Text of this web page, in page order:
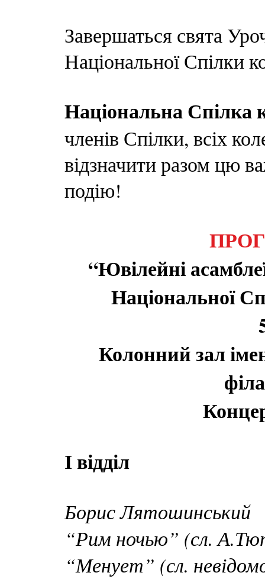
Завершаться свята
Національної Спілки
Національна Спілка
членів Спілки, всіх
відзначити разом цю
подію!
“Ювілейні
Національної
Колонний зал
І відділ
Борис Лятошинський
“Рим ночью” (сл.
“Менует” (сл.